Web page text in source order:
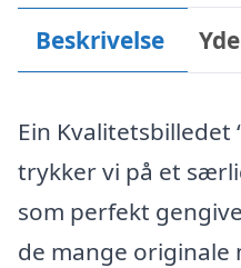
Beskrivelse
Ein Kvalitetsbilledet
trykker vi på et
som perfekt
de mange originale